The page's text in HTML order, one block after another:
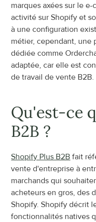
marques axées sur le
activité sur Shopify et
à une configuration
métier, cependant, une
dédiée comme
adaptée, car elle est
de travail de vente B2B.
Qu'est-ce
B2B ?
Shopify Plus B2B fait
vente d'entreprise à
marchands qui
acheteurs en gros, des
Shopify. Shopify décrit
fonctionnalités natives